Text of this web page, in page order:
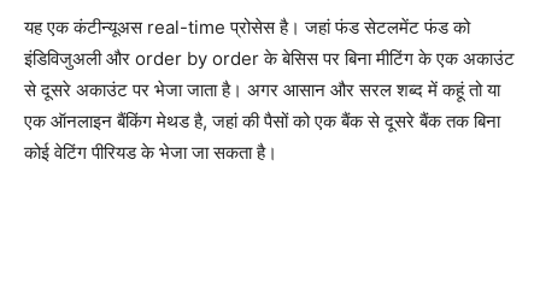
यह एक कंटीन्यूअस real-time प्रोसेस है। जहां फंड सेटलमेंट फंड को
इंडिविजुअली और order by order के बेसिस पर बिना मीटिंग के एक अकाउंट
से दूसरे अकाउंट पर भेजा जाता है। अगर आसान और सरल शब्द में कहूं तो या
एक ऑनलाइन बैंकिंग मेथड है, जहां की पैसों को एक बैंक से दूसरे बैंक तक बिना
कोई वेटिंग पीरियड के भेजा जा सकता है।